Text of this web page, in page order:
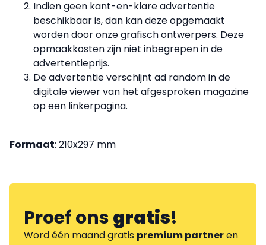
Indien geen kant-en-klare advertentie
beschikbaar is, dan kan deze opgemaakt
worden door onze grafisch ontwerpers. Deze
opmaakkosten zijn niet inbegrepen in de
advertentieprijs.
De advertentie verschijnt ad random in de
digitale viewer van het afgesproken magazine
op een linkerpagina.
Formaat: 210x297 mm
Proef onsgratis!
Word één maand gratis premium partneren